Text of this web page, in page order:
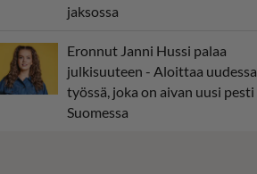
jaksossa
Eronnut Janni Hussi palaa
julkisuuteen - Aloittaa uudessa
työssä, joka on aivan uusi pesti
Suomessa